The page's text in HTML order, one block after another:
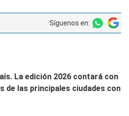
Síguenos en:
La edición 2026 contará con
de las principales ciudades con